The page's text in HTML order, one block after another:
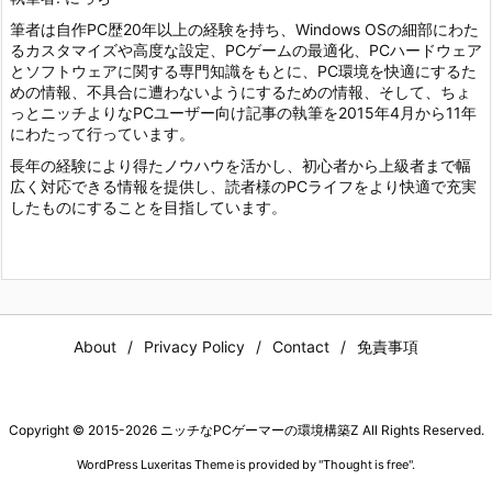
筆者は自作PC歴20年以上の経験を持ち、Windows OSの細部にわた
るカスタマイズや高度な設定、PCゲームの最適化、PCハードウェア
とソフトウェアに関する専門知識をもとに、PC環境を快適にするた
めの情報、不具合に遭わないようにするための情報、そして、ちょ
っとニッチよりなPCユーザー向け記事の執筆を2015年4月から11年
にわたって行っています。
長年の経験により得たノウハウを活かし、初心者から上級者まで幅
広く対応できる情報を提供し、読者様のPCライフをより快適で充実
したものにすることを目指しています。
About Privacy Policy Contact 免責事項
Copyright © 2015-2026 ニッチなPCゲーマーの環境構築Z All Rights Reserved.
WordPress Luxeritas Theme is provided by "Thought is free".